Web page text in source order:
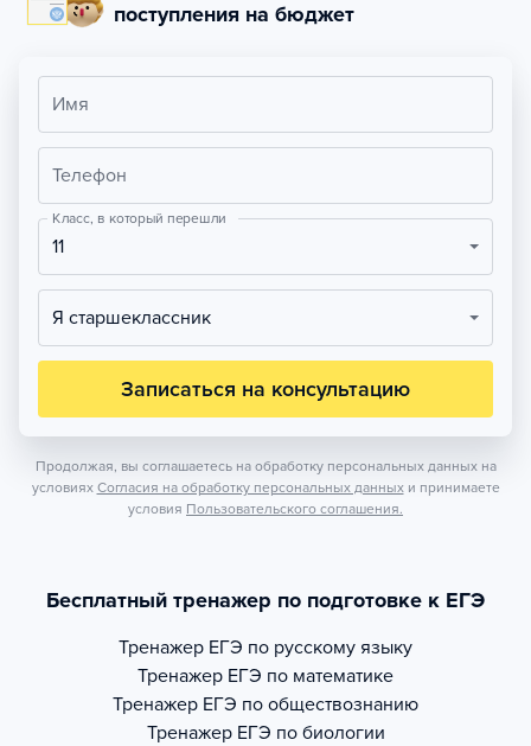
поступления на бюджет
Имя
Телефон
Класс, в который перешли
11
Я старшеклассник
Записаться на консультацию
Продолжая, вы соглашаетесь на обработку персональных данных на
условиях Согласия на обработку персональных данных и принимаете
условия Пользовательского соглашения.
Бесплатный тренажер по подготовке к ЕГЭ
Тренажер ЕГЭ по русскому языку
Тренажер ЕГЭ по математике
Тренажер ЕГЭ по обществознанию
Тренажер ЕГЭ по биологии